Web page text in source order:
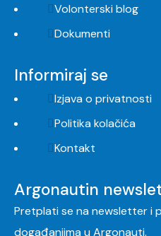
Volonterski blog
Dokumenti
Informiraj se
Izjava o privatnosti
Politika kolačića
Kontakt
Argonautin
Pretplati se na newsletter i
događanjima u Argonauti.